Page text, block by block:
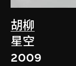
胡柳
星空
2009